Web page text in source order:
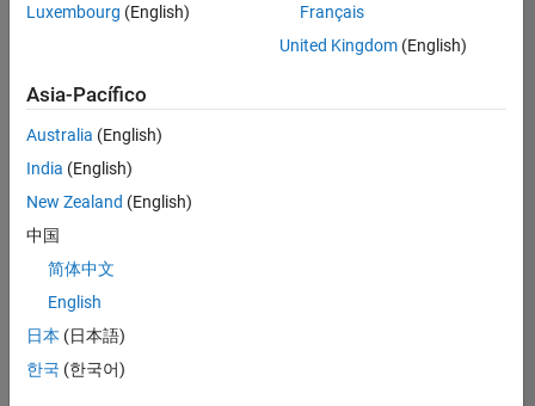
ubicación
todos
empleos
en su
zona.
Product Strategy Lead - Cloud & Ecosystem for Simulink
Ecosystem for
US-MA-Natick
Luxembourg (English)
Français
United Kingdom(English)
Asia-Pacífico
Australia (English)
India (English)
New Zealand (English)
中国
简体中文
English
日本 (日本語)
한국 (한국어)